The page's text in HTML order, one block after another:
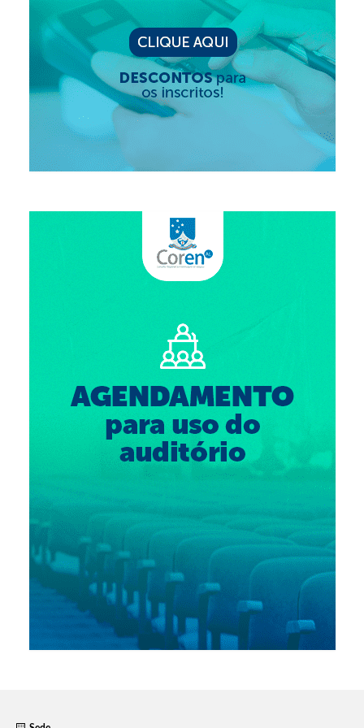
Editais e licitação
Eleições
Fiscalização
Responsabilidade Técnica
Legislações
Decisões
Desagravo Público
Suspensão do Exercício Profissional
Para Você
Procedimento para registro
Clube de Vantagens
Valores dos serviços
Reserva de auditório
Notícias
Ouvidoria
Contatos